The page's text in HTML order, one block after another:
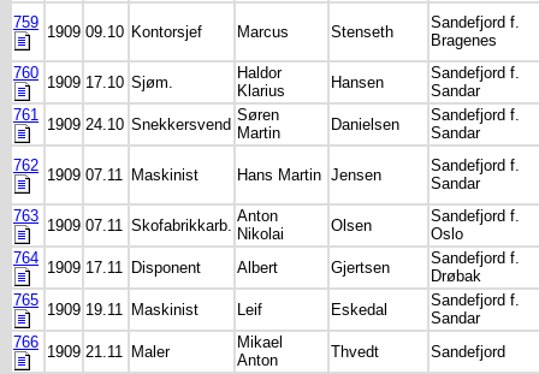
759
1909 09.10 Kontorsjef Marcus Stenseth
Sandefjord f.
Bragenes
760
1909 17.10 Sjøm.
Haldor
Klarius
Hansen
Sandefjord f.
Sandar
761
1909 24.10 Snekkersvend
Søren
Martin
Danielsen
Sandefjord f.
Sandar
762
1909 07.11 Maskinist Hans Martin Jensen
Sandefjord f.
Sandar
763
1909 07.11 Skofabrikkarb.
Anton
Nikolai
Olsen
Sandefjord f.
Oslo
764
1909 17.11 Disponent Albert Gjertsen
Sandefjord f.
Drøbak
765
1909 19.11 Maskinist Leif Eskedal
Sandefjord f.
Sandar
766
1909 21.11 Maler
Mikael
Anton
Thvedt
Sandefjord